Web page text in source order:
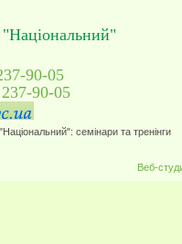
90-05
90-05
семінари та тренінги
Веб-